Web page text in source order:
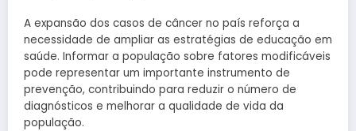
A expansão dos casos de câncer no país reforça a
necessidade de ampliar as estratégias de educação em
saúde. Informar a população sobre fatores modificáveis
pode representar um importante instrumento de
prevenção, contribuindo para reduzir o número de
diagnósticos e melhorar a qualidade de vida da
população.